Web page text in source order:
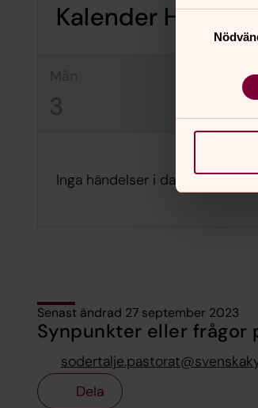
Samtyckesval
Kalender
Inga händelser i dag.
Senast ändrad 27 september 2023
Synpunkter eller frågor
Dela